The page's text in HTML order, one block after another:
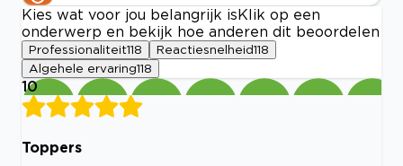
Kies wat voor jou belangrijk is Klik op een
onderwerp en bekijk hoe anderen dit beoordelen
Professionaliteit118 Reactiesnelheid118
Algehele ervaring118
10
Toppers